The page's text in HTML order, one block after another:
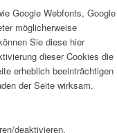
Google Webfonts, Google
möglicherweise
Sie diese hier
dieser Cookies die
erheblich beeinträchtigen
der Seite wirksam.
deaktivieren.